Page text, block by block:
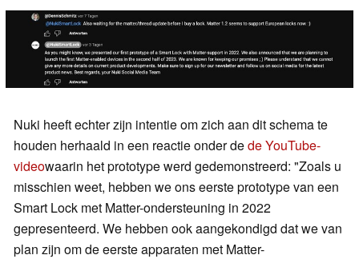
Nuki heeft echter zijn intentie om zich aan dit schema te
houden herhaald in een reactie onder dede YouTube-
videowaarin het prototype werd gedemonstreerd: "Zoals u
misschien weet, hebben we ons eerste prototype van een
Smart Lock met Matter-ondersteuning in 2022
gepresenteerd. We hebben ook aangekondigd dat we van
plan zijn om de eerste apparaten met Matter-